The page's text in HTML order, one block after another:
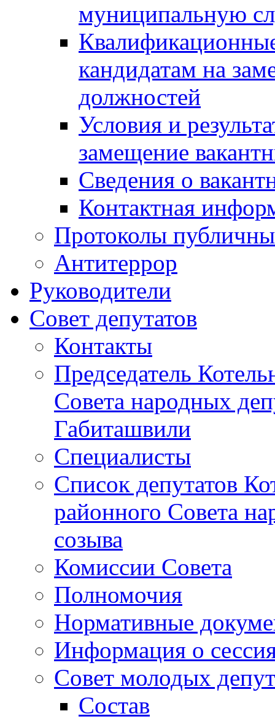
муниципальную
кандидатам на
должностей
Условия и
замещение
Сведения о
Контактная
Протоколы
Антитеррор
Руководители
Совет депутатов
Контакты
Председатель
Совета народных
Габиташвили
Специалисты
Список депутатов
районного Совета
созыва
Комиссии Совета
Полномочия
Нормативные
Информация о
Совет молодых
Состав